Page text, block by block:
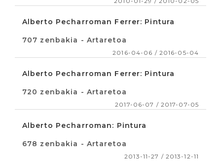
Alberto Pecharroman Ferrer: Pintura
707 zenbakia - Artaretoa
2016-04-06 / 2016-05-04
Alberto Pecharroman Ferrer: Pintura
720 zenbakia - Artaretoa
2017-06-07 / 2017-07-05
Alberto Pecharroman: Pintura
678 zenbakia - Artaretoa
2013-11-27 / 2013-12-11